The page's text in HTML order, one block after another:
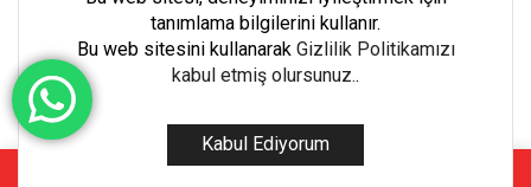
Copyright © 2023 Tüm Hakları Ekoset Bilişim’e Aittir.
tanımlama bilgilerini kullanır.
Bu web sitesini kullanarak Gizlilik Politikamızı
kabul etmiş olursunuz..
Kabul Ediyorum